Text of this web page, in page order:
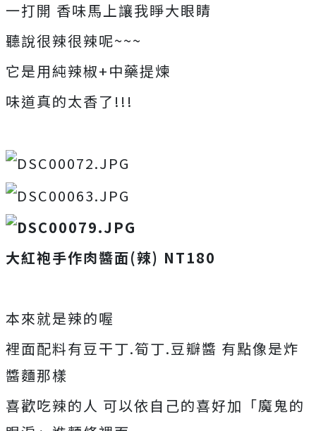
一打開 香味馬上讓我睜大眼睛
聽說很辣很辣呢~~~
它是用純辣椒+中藥提煉
味道真的太香了!!!
大紅袍手作肉醬面(辣) NT180
本來就是辣的喔
裡面配料有豆干丁.筍丁.豆瓣醬 有點像是炸
醬麵那樣
喜歡吃辣的人 可以依自己的喜好加「魔鬼的